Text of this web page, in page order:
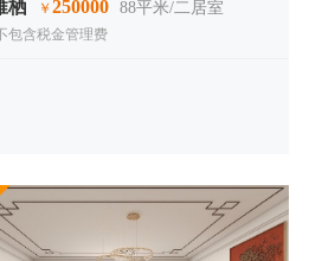
栖 ￥ 250000 88平米/二居室
包含税金管理费